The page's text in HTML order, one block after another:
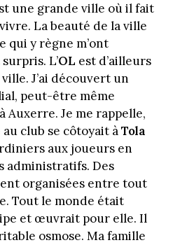
une grande ville où il fait
La beauté de la ville
qui y règne m’ont
L’OL est d’ailleurs
ville. J’ai découvert un
peut-être même
Auxerre. Je me rappelle,
club se côtoyait àTola
aux joueurs en
administratifs. Des
organisées entre tout
Tout le monde était
et œuvrait pour elle. Il
osmose. Ma famille